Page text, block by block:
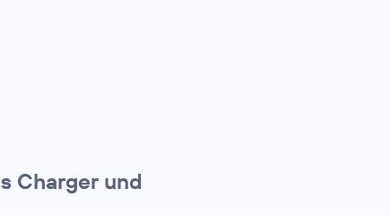
Charger und